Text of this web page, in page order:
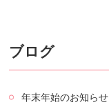
ブログ
年末年始のお知らせ